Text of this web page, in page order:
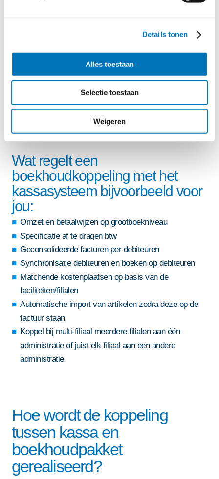
Details tonen
Alles toestaan
Selectie toestaan
Weigeren
Wat regelt een
boekhoudkoppeling met het
kassasysteem bijvoorbeeld voor
jou:
Omzet en betaalwijzen op grootboekniveau
Specificatie af te dragen btw
Geconsolideerde facturen per debiteuren
Synchronisatie debiteuren en boeken op debiteuren
Matchende kostenplaatsen op basis van de
faciliteiten/filialen
Automatische import van artikelen zodra deze op de
factuur staan
Koppel bij multi-filiaal meerdere filialen aan één
administratie of juist elk filiaal aan een andere
administratie
Hoe wordt de koppeling
tussen kassa en
boekhoudpakket
gerealiseerd?